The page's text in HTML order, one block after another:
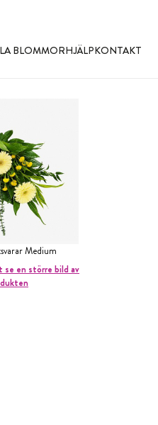
BLOMMORHJÄLPKONTAKT
Medium
se en större bild av